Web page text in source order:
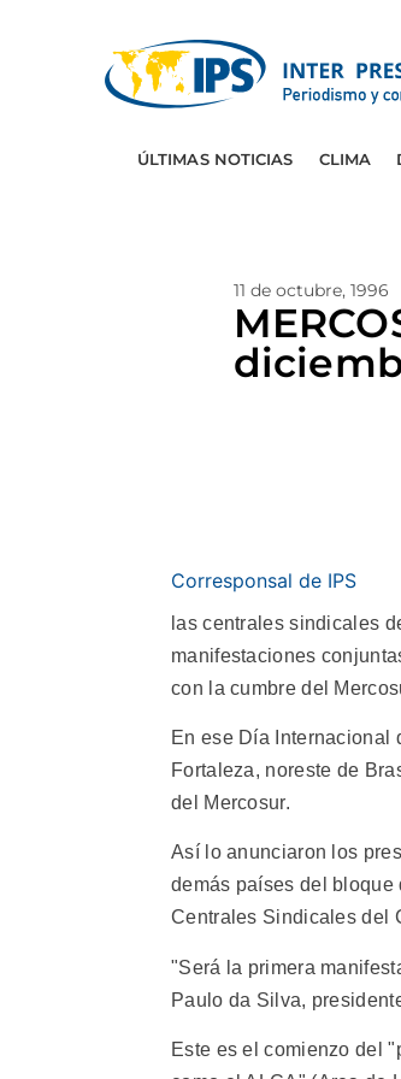
ÚLTIMAS NOTICIAS CLIMA
11 de octubre, 1996
Corresponsal de IPS
las centrales sindicales
manifestaciones
con la cumbre del
En ese Día Internacional
Fortaleza, noreste de
del Mercosur.
Así lo anunciaron los
demás países del
Centrales Sindicales del
"Será la primera
Paulo da Silva,
Este es el comienzo del